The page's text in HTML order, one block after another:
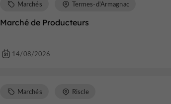
Marché de Producteurs
Marchés Termes-d'Armagnac
14/08/2026
Marchés Riscle